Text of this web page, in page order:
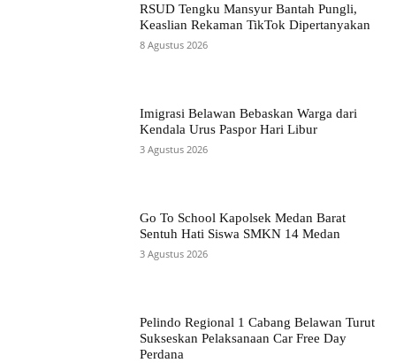
RSUD Tengku Mansyur Bantah Pungli,
Keaslian Rekaman TikTok Dipertanyakan
8 Agustus 2026
Imigrasi Belawan Bebaskan Warga dari
Kendala Urus Paspor Hari Libur
3 Agustus 2026
Go To School Kapolsek Medan Barat
Sentuh Hati Siswa SMKN 14 Medan
3 Agustus 2026
Pelindo Regional 1 Cabang Belawan Turut
Sukseskan Pelaksanaan Car Free Day
Perdana